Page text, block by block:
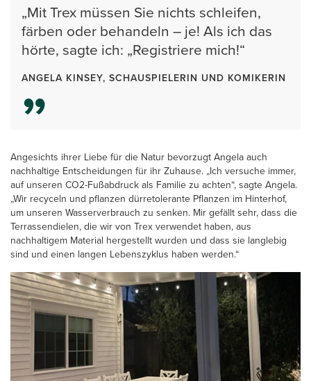
„Mit Trex müssen Sie nichts schleifen,
färben oder behandeln – je! Als ich das
hörte, sagte ich: „Registriere mich!“
ANGELA KINSEY, SCHAUSPIELERIN UND KOMIKERIN
Angesichts ihrer Liebe für die Natur bevorzugt Angela auch
nachhaltige Entscheidungen für ihr Zuhause. „Ich versuche immer,
auf unseren CO2-Fußabdruck als Familie zu achten“, sagte Angela.
„Wir recyceln und pflanzen dürretolerante Pflanzen im Hinterhof,
um unseren Wasserverbrauch zu senken. Mir gefällt sehr, dass die
Terrassendielen, die wir von Trex verwendet haben, aus
nachhaltigem Material hergestellt wurden und dass sie langlebig
sind und einen langen Lebenszyklus haben werden.“